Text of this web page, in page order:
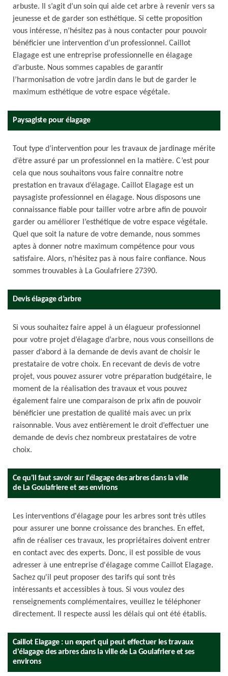
arbuste. Il s’agit d’un soin qui aide cet arbre à revenir vers sa
jeunesse et de garder son esthétique. Si cette proposition
vous intéresse, n’hésitez pas à nous contacter pour pouvoir
bénéficier une intervention d’un professionnel. Caillot
Elagage est une entreprise professionnelle en élagage
d’arbuste. Nous sommes capables de garantir
l’harmonisation de votre jardin dans le but de garder le
maximum esthétique de votre espace végétale.
Paysagiste pour élagage
Tout type d’intervention pour les travaux de jardinage mérite
d’être assuré par un professionnel en la matière. C’est pour
cela que nous souhaitons vous faire connaitre notre
prestation en travaux d’élagage. Caillot Elagage est un
paysagiste professionnel en élagage. Nous disposons une
connaissance fiable pour tailler votre arbre afin de pouvoir
garder ou améliorer l’esthétique de votre espace végétale.
Quel que soit la nature de votre demande, nous sommes
aptes à donner notre maximum compétence pour vous
satisfaire. Alors, n’hésitez pas à nous faire confiance. Nous
sommes trouvables à La Goulafriere 27390.
Devis élagage d’arbre
Si vous souhaitez faire appel à un élagueur professionnel
pour votre projet d’élagage d’arbre, nous vous conseillons de
passer d’abord à la demande de devis avant de choisir le
prestataire de votre choix. En recevant de devis de votre
projet, vous pouvez assurer votre préparation budgétaire, le
moment de la réalisation des travaux et vous pouvez
également faire une comparaison de prix afin de pouvoir
bénéficier une prestation de qualité mais avec un prix
raisonnable. Vous avez entièrement le droit d’effectuer une
demande de devis chez nombreux prestataires de votre
choix.
Ce qu'il faut savoir sur l'élagage des arbres dans la ville
de La Goulafriere et ses environs
Les interventions d'élagage pour les arbres sont très utiles
pour assurer une bonne croissance des branches. En effet,
afin de réaliser ces travaux, les propriétaires doivent entrer
en contact avec des experts. Donc, il est possible de vous
adresser à une entreprise d'élagage comme Caillot Elagage.
Sachez qu'il peut proposer des tarifs qui sont très
intéressants et accessibles à tous. Si vous voulez des
renseignements complémentaires, veuillez le téléphoner
directement. Il respecte aussi les délais qui ont été établis.
Caillot Elagage : un expert qui peut effectuer les travaux
d'élagage des arbres dans la ville de La Goulafriere et ses
environs